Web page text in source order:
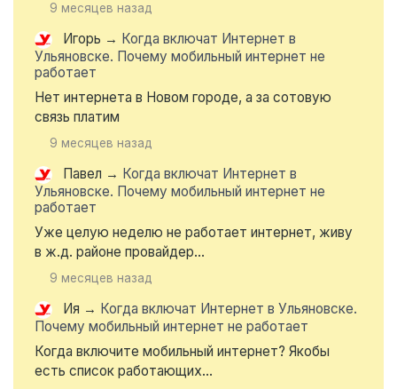
9 месяцев назад
Игорь → Когда включат Интернет в
Ульяновске. Почему мобильный интернет не
работает
Нет интернета в Новом городе, а за сотовую
связь платим
9 месяцев назад
Павел → Когда включат Интернет в
Ульяновске. Почему мобильный интернет не
работает
Уже целую неделю не работает интернет, живу
в ж.д. районе провайдер...
9 месяцев назад
Ия → Когда включат Интернет в Ульяновске.
Почему мобильный интернет не работает
Когда включите мобильный интернет? Якобы
есть список работающих...